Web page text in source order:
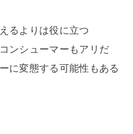
るよりは役に立つ
ンシューマーもアリだ
に変態する可能性もある